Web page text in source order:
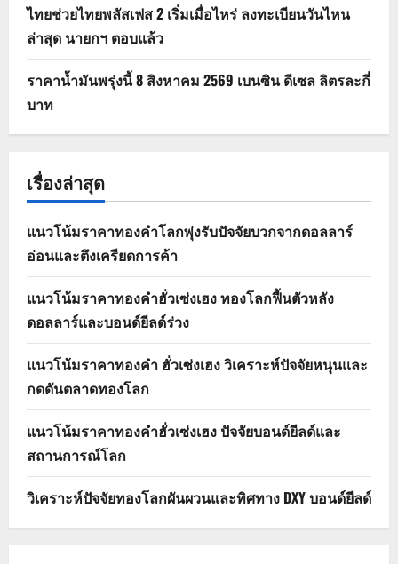
ไทยช่วยไทยพลัสเฟส 2 เริ่มเมื่อไหร่ ลงทะเบียนวันไหน
ล่าสุด นายกฯ ตอบแล้ว
ราคาน้ำมันพรุ่งนี้ 8 สิงหาคม 2569 เบนซิน ดีเซล ลิตรละกี่
บาท
เรื่องล่าสุด
แนวโน้มราคาทองคำโลกพุ่งรับปัจจัยบวกจากดอลลาร์
อ่อนและตึงเครียดการค้า
แนวโน้มราคาทองคำฮั่วเซ่งเฮง ทองโลกฟื้นตัวหลัง
ดอลลาร์และบอนด์ยีลด์ร่วง
แนวโน้มราคาทองคำ ฮั่วเซ่งเฮง วิเคราะห์ปัจจัยหนุนและ
กดดันตลาดทองโลก
แนวโน้มราคาทองคำฮั่วเซ่งเฮง ปัจจัยบอนด์ยีลด์และ
สถานการณ์โลก
วิเคราะห์ปัจจัยทองโลกผันผวนและทิศทาง DXY บอนด์ยีลด์